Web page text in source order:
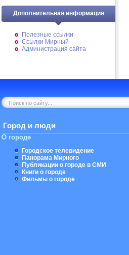
Дополнительная информация
Полезные ссылки
Ссылки Мирный
Администрация сайта
Город и люди
О городе
Городское телевидение
Панорама Мирного
Публикации о городе в СМИ
Книги о городе
Фильмы о городе